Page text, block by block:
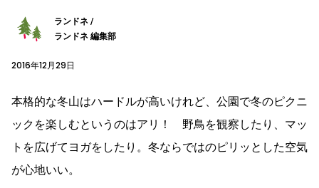
ランドネ /
ランドネ 編集部
2016年12月29日
本格的な冬山はハードルが高いけれど、公園で冬のピクニ
ックを楽しむというのはアリ！ 野鳥を観察したり、マッ
トを広げてヨガをしたり。冬ならではのピリッとした空気
が心地いい。